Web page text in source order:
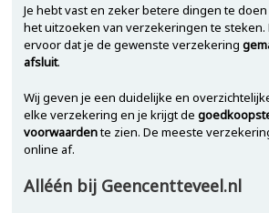
Je hebt vast en zeker betere dingen te
het uitzoeken van verzekeringen te steken.
ervoor dat je de gewenste verzekering
afsluit.
Wij geven je een duidelijke en
elke verzekering en je krijgt de
voorwaardente zien. De meeste
online af.
Alléén bij Geencentteveel.nl